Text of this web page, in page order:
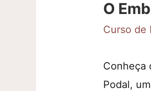
O
Curso de
Conheça
Podal,